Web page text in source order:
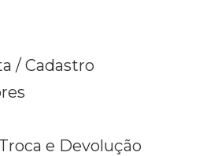
/ Cadastro
e Devolução